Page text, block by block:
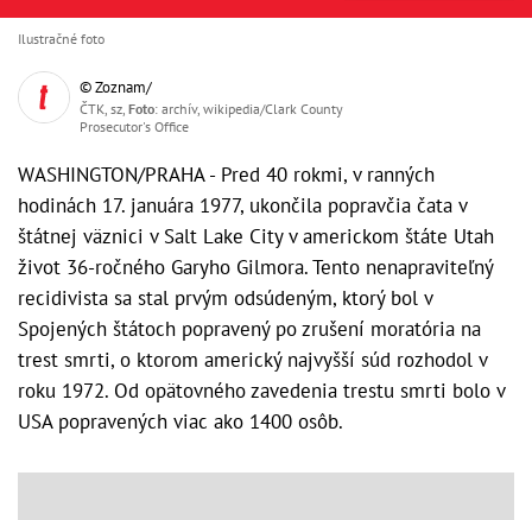
Ilustračné foto
© Zoznam/
ČTK, sz, Foto: archív, wikipedia/Clark County
Prosecutor's Office
WASHINGTON/PRAHA - Pred 40 rokmi, v ranných
hodinách 17. januára 1977, ukončila popravčia čata v
štátnej väznici v Salt Lake City v americkom štáte Utah
život 36-ročného Garyho Gilmora. Tento nenapraviteľný
recidivista sa stal prvým odsúdeným, ktorý bol v
Spojených štátoch popravený po zrušení moratória na
trest smrti, o ktorom americký najvyšší súd rozhodol v
roku 1972. Od opätovného zavedenia trestu smrti bolo v
USA popravených viac ako 1400 osôb.